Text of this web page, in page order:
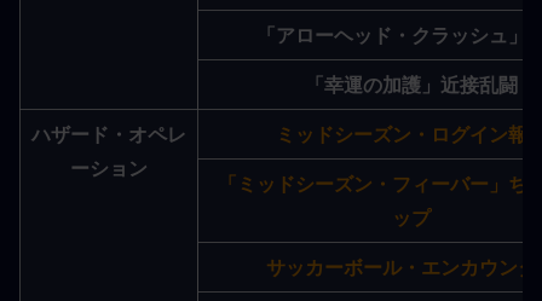
「アローヘッド・クラッシュ」
「幸運の加護」近接乱闘
ハザード・オペレ
ーション
ミッドシーズン・ログイン報
「ミッドシーズン・フィーバー」ち
ップ
サッカーボール・エンカウンタ